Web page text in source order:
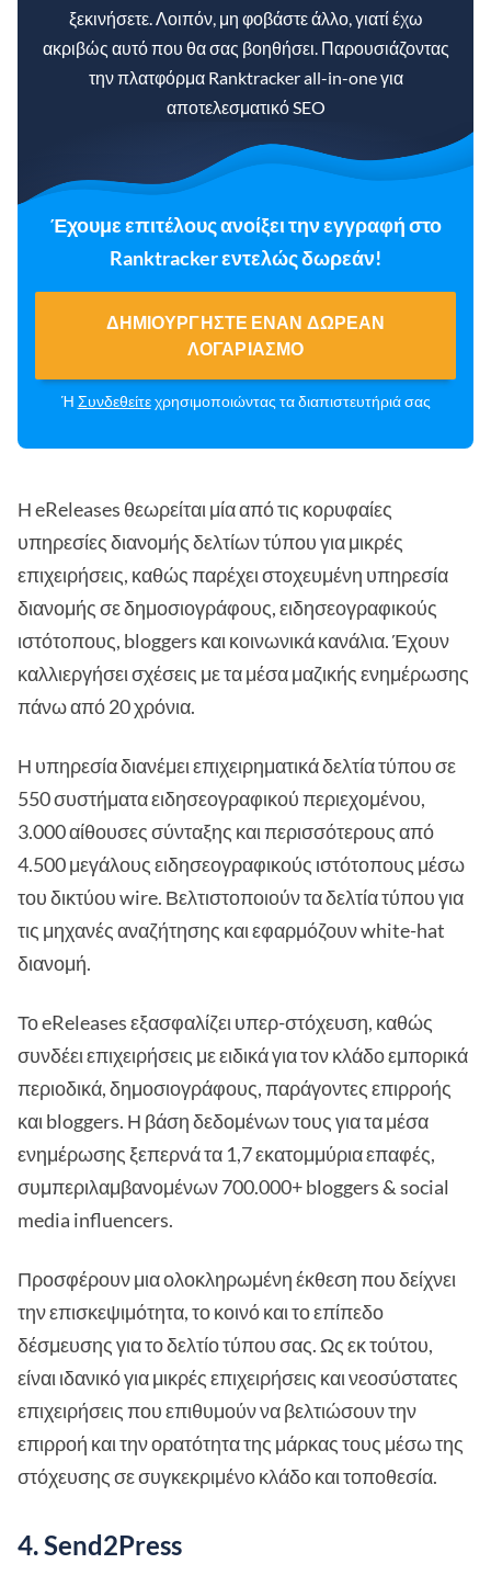
ξεκινήσετε. Λοιπόν, μη φοβάστε άλλο, γιατί έχω
ακριβώς αυτό που θα σας βοηθήσει. Παρουσιάζοντας
την πλατφόρμα Ranktracker all-in-one για
αποτελεσματικό SEO
Έχουμε επιτέλους ανοίξει την εγγραφή στο
Ranktracker εντελώς δωρεάν!
ΔΗΜΙΟΥΡΓΉΣΤΕ ΈΝΑΝ ΔΩΡΕΆΝ
ΛΟΓΑΡΙΑΣΜΌ
Ή Συνδεθείτεχρησιμοποιώντας τα διαπιστευτήριά σας
Η eReleases θεωρείται μία από τις κορυφαίες
υπηρεσίες διανομής δελτίων τύπου για μικρές
επιχειρήσεις, καθώς παρέχει στοχευμένη υπηρεσία
διανομής σε δημοσιογράφους, ειδησεογραφικούς
ιστότοπους, bloggers και κοινωνικά κανάλια. Έχουν
καλλιεργήσει σχέσεις με τα μέσα μαζικής ενημέρωσης
πάνω από 20 χρόνια.
Η υπηρεσία διανέμει επιχειρηματικά δελτία τύπου σε
550 συστήματα ειδησεογραφικού περιεχομένου,
3.000 αίθουσες σύνταξης και περισσότερους από
4.500 μεγάλους ειδησεογραφικούς ιστότοπους μέσω
του δικτύου wire. Βελτιστοποιούν τα δελτία τύπου για
τις μηχανές αναζήτησης και εφαρμόζουν white-hat
διανομή.
Το eReleases εξασφαλίζει υπερ-στόχευση, καθώς
συνδέει επιχειρήσεις με ειδικά για τον κλάδο εμπορικά
περιοδικά, δημοσιογράφους, παράγοντες επιρροής
και bloggers. Η βάση δεδομένων τους για τα μέσα
ενημέρωσης ξεπερνά τα 1,7 εκατομμύρια επαφές,
συμπεριλαμβανομένων 700.000+ bloggers & social
media influencers.
Προσφέρουν μια ολοκληρωμένη έκθεση που δείχνει
την επισκεψιμότητα, το κοινό και το επίπεδο
δέσμευσης για το δελτίο τύπου σας. Ως εκ τούτου,
είναι ιδανικό για μικρές επιχειρήσεις και νεοσύστατες
επιχειρήσεις που επιθυμούν να βελτιώσουν την
επιρροή και την ορατότητα της μάρκας τους μέσω της
στόχευσης σε συγκεκριμένο κλάδο και τοποθεσία.
4. Send2Press